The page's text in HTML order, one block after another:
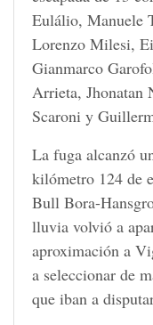
Eulálio, Manuele
Lorenzo Milesi,
Gianmarco
Arrieta, Jhonatan
Scaroni y
La fuga alcanzó
kilómetro 124 de
Bull Bora-
lluvia volvió a
aproximación a
a seleccionar de
que iban a